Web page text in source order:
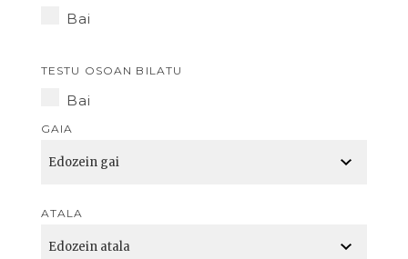
Bai
TESTU OSOAN BILATU
Bai
GAIA
ATALA